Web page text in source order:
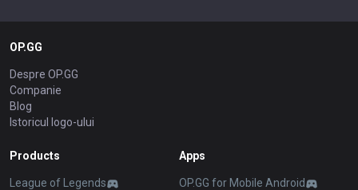
OP.GG
Despre OP.GG
Companie
Blog
Istoricul logo-ului
Products
League of Legends
Apps
OP.GG for Mobile Android